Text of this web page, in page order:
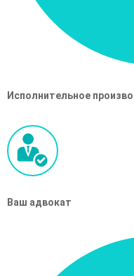
Исполнительное
Ваш адвокат